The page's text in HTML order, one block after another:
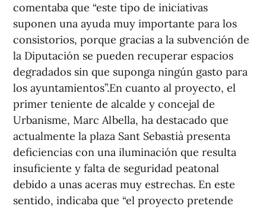
comentaba que “este tipo de iniciativas
suponen una ayuda muy importante para los
consistorios, porque gracias a la subvención de
la Diputación se pueden recuperar espacios
degradados sin que suponga ningún gasto para
los ayuntamientos”.En cuanto al proyecto, el
primer teniente de alcalde y concejal de
Urbanisme, Marc Albella, ha destacado que
actualmente la plaza Sant Sebastià presenta
deficiencias con una iluminación que resulta
insuficiente y falta de seguridad peatonal
debido a unas aceras muy estrechas. En este
sentido, indicaba que “el proyecto pretende